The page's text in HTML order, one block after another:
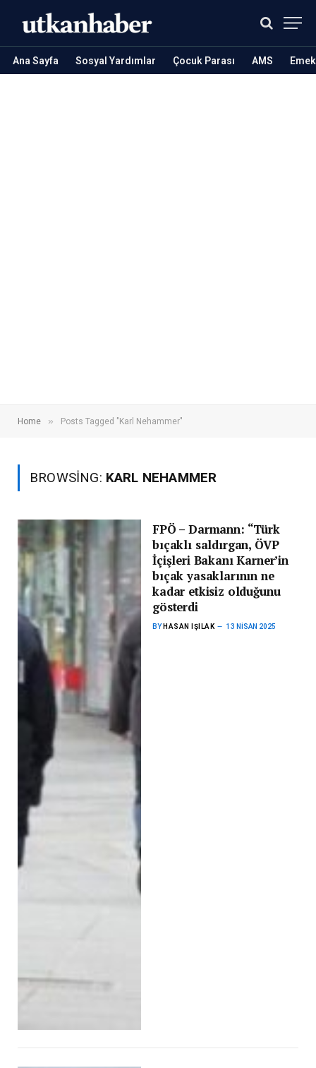
Ana Sayfa Sosyal Yardımlar Çocuk Parası AMS
Home » Posts Tagged "Karl Nehammer"
BROWSING: KARL NEHAMMER
FPÖ – Darmann: “Türk
bıçaklı saldırgan, ÖVP
İçişleri Bakanı Karner’in
bıçak yasaklarının ne
kadar etkisiz olduğunu
gösterdi
BY HASAN IŞILAK 13 NISAN 2025